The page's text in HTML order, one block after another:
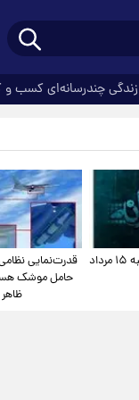
چندرسانه‌ای کسب و
فال روزانه واقعی پنجشنبه ۱۵ مرداد
قدرت‌نمایی
حامل موشک